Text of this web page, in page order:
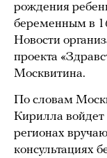
рождения
беременным в
Новости
проекта
Москвитина.
По словам
Кирилла
регионах